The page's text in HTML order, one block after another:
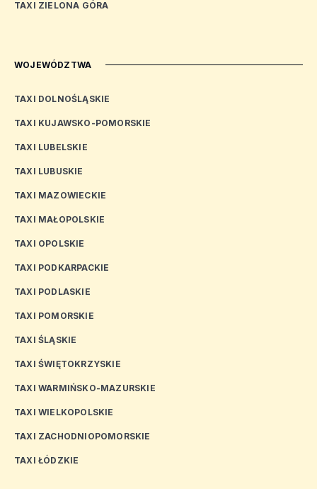
TAXI ZIELONA GÓRA
WOJEWÓDZTWA
TAXI DOLNOŚLĄSKIE
TAXI KUJAWSKO-POMORSKIE
TAXI LUBELSKIE
TAXI LUBUSKIE
TAXI MAZOWIECKIE
TAXI MAŁOPOLSKIE
TAXI OPOLSKIE
TAXI PODKARPACKIE
TAXI PODLASKIE
TAXI POMORSKIE
TAXI ŚLĄSKIE
TAXI ŚWIĘTOKRZYSKIE
TAXI WARMIŃSKO-MAZURSKIE
TAXI WIELKOPOLSKIE
TAXI ZACHODNIOPOMORSKIE
TAXI ŁÓDZKIE